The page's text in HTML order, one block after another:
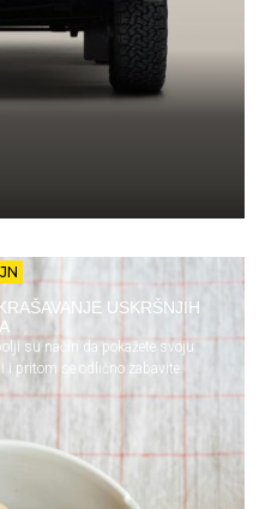
USKRŠNJIH
su način da pokažete svoju
i pritom se odlično zabavite.